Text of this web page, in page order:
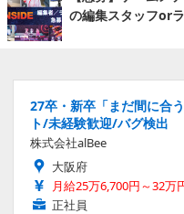
の編集スタッフor
27卒・新卒「まだ間に合
ト/未経験歓迎/バグ検出
株式会社alBee
大阪府
月給25万6,700円～32万
正社員